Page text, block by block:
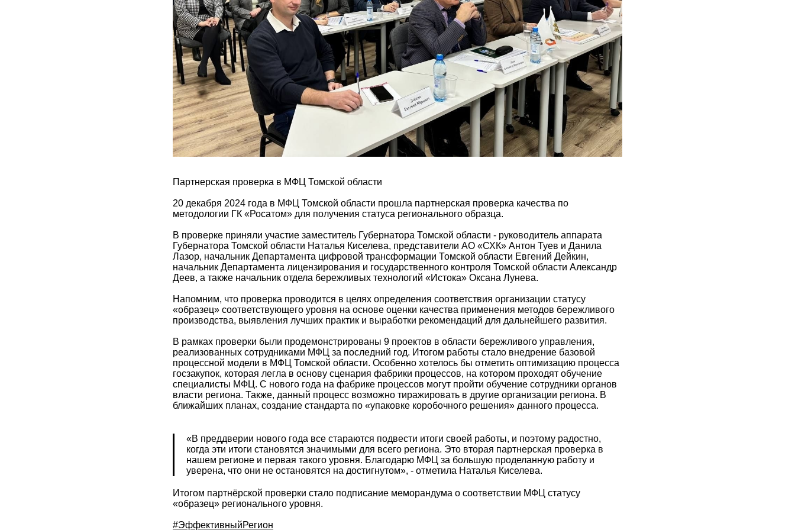
Партнерская проверка в МФЦ Томской области
20 декабря 2024 года в МФЦ Томской области прошла партнерская проверка качества по
методологии ГК «Росатом» для получения статуса регионального образца.
В проверке приняли участие заместитель Губернатора Томской области - руководитель аппарата
Губернатора Томской области Наталья Киселева, представители АО «СХК» Антон Туев и Данила
Лазор, начальник Департамента цифровой трансформации Томской области Евгений Дейкин,
начальник Департамента лицензирования и государственного контроля Томской области Александр
Деев, а также начальник отдела бережливых технологий «Истока» Оксана Лунева.
Напомним, что проверка проводится в целях определения соответствия организации статусу
«образец» соответствующего уровня на основе оценки качества применения методов бережливого
производства, выявления лучших практик и выработки рекомендаций для дальнейшего развития.
В рамках проверки были продемонстрированы 9 проектов в области бережливого управления,
реализованных сотрудниками МФЦ за последний год. Итогом работы стало внедрение базовой
процессной модели в МФЦ Томской области. Особенно хотелось бы отметить оптимизацию процесса
госзакупок, которая легла в основу сценария фабрики процессов, на котором проходят обучение
специалисты МФЦ. С нового года на фабрике процессов могут пройти обучение сотрудники органов
власти региона. Также, данный процесс возможно тиражировать в другие организации региона. В
ближайших планах, создание стандарта по «упаковке коробочного решения» данного процесса.
«В преддверии нового года все стараются подвести итоги своей работы, и поэтому радостно,
когда эти итоги становятся значимыми для всего региона. Это вторая партнерская проверка в
нашем регионе и первая такого уровня. Благодарю МФЦ за большую проделанную работу и
уверена, что они не остановятся на достигнутом», - отметила Наталья Киселева.
Итогом партнёрской проверки стало подписание меморандума о соответствии МФЦ статусу
«образец» регионального уровня.
#ЭффективныйРегион